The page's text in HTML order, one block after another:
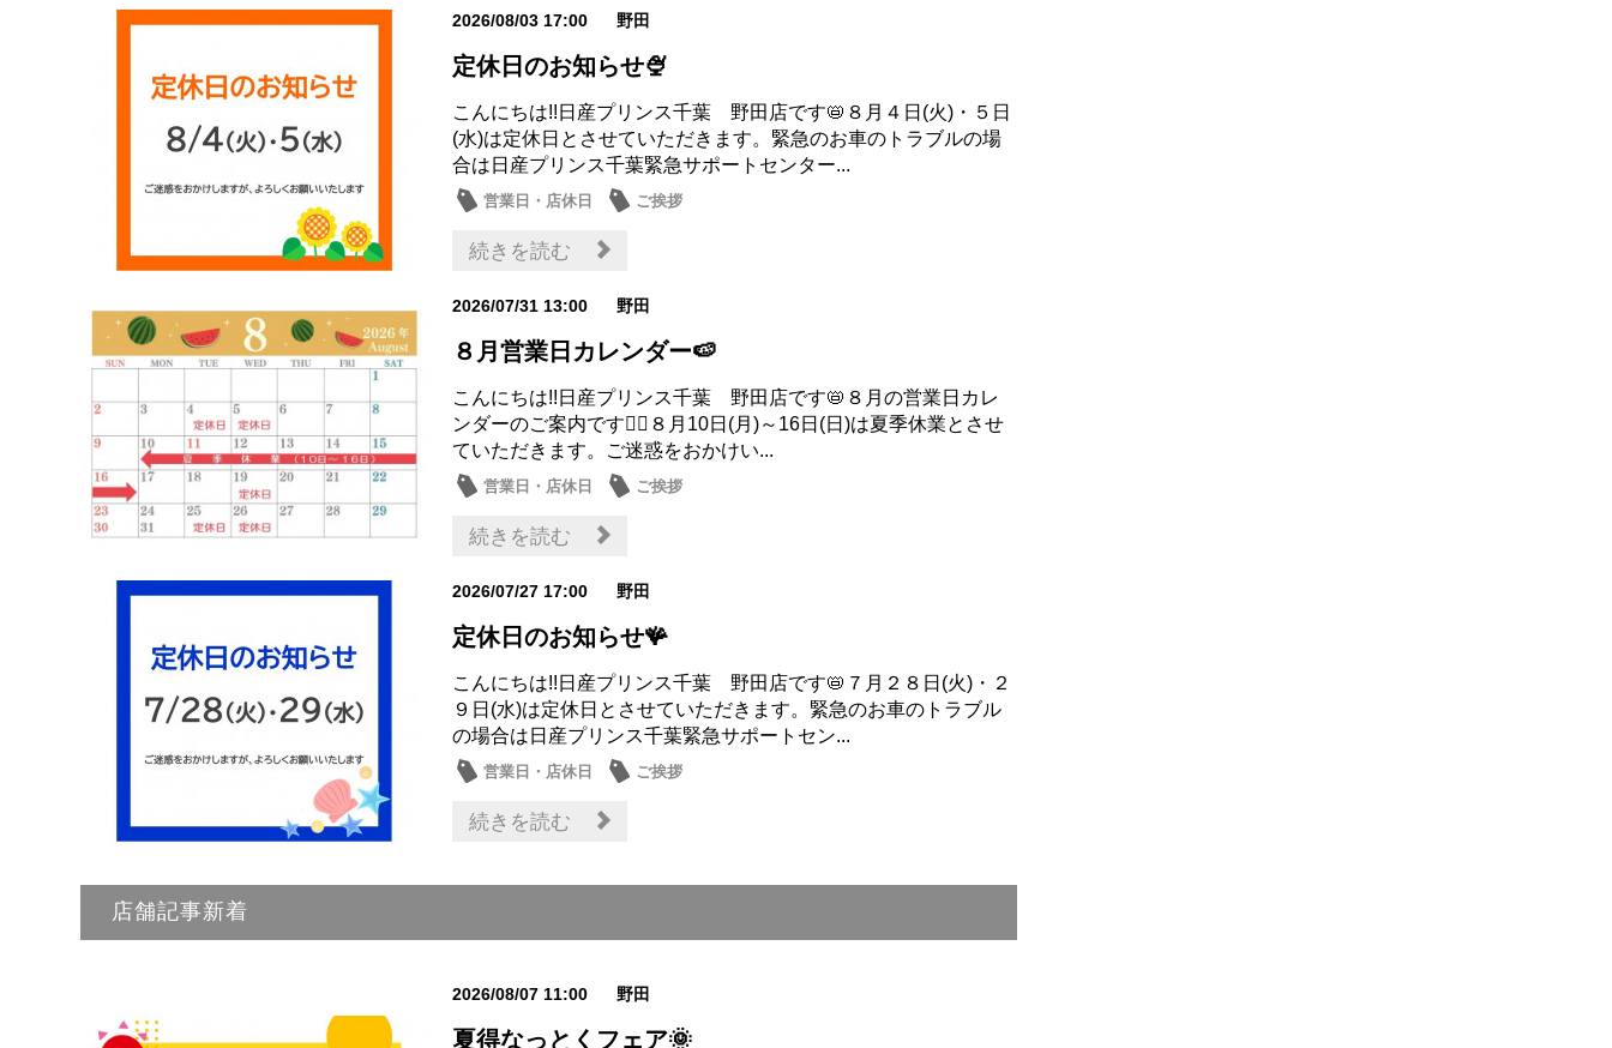
2026/08/03 17:00 野田
定休日のお知らせ🍨
こんにちは!!日産プリンス千葉 野田店です📛８月４日(火)・５日
(水)は定休日とさせていただきます。緊急のお車のトラブルの場
合は日産プリンス千葉緊急サポートセンター...
営業日・店休日 ご挨拶
続きを読む
2026/07/31 13:00 野田
８月営業日カレンダー🍉
こんにちは!!日産プリンス千葉 野田店です📛８月の営業日カレ
ンダーのご案内です💁‍♀️８月10日(月)～16日(日)は夏季休業とさせ
ていただきます。ご迷惑をおかけい...
営業日・店休日 ご挨拶
続きを読む
2026/07/27 17:00 野田
定休日のお知らせ🪸
こんにちは!!日産プリンス千葉 野田店です📛７月２８日(火)・２
９日(水)は定休日とさせていただきます。緊急のお車のトラブル
の場合は日産プリンス千葉緊急サポートセン...
営業日・店休日 ご挨拶
続きを読む
店舗記事新着
2026/08/07 11:00 野田
夏得なっとくフェア🌞